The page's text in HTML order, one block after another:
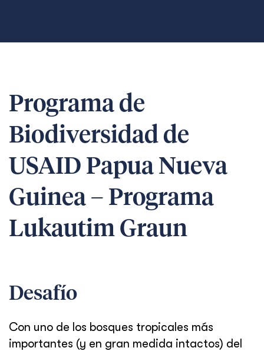
Programa de
Biodiversidad de
USAID Papua Nueva
Guinea – Programa
Lukautim Graun
Desafío
Con uno de los bosques tropicales más
importantes (y en gran medida intactos) del